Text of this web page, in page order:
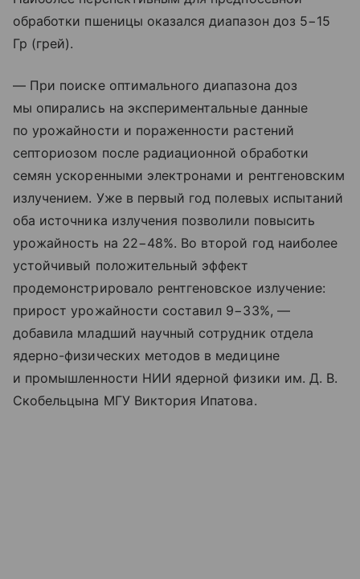
обработки пшеницы оказался диапазон доз 5−15
Гр (грей).
— При поиске оптимального диапазона доз
мы опирались на экспериментальные данные
по урожайности и пораженности растений
септориозом после радиационной обработки
семян ускоренными электронами и рентгеновским
излучением. Уже в первый год полевых испытаний
оба источника излучения позволили повысить
урожайность на 22−48%. Во второй год наиболее
устойчивый положительный эффект
продемонстрировало рентгеновское излучение:
прирост урожайности составил 9−33%, —
добавила младший научный сотрудник отдела
ядерно-физических методов в медицине
и промышленности НИИ ядерной физики им. Д. В.
Скобельцына МГУ Виктория Ипатова.